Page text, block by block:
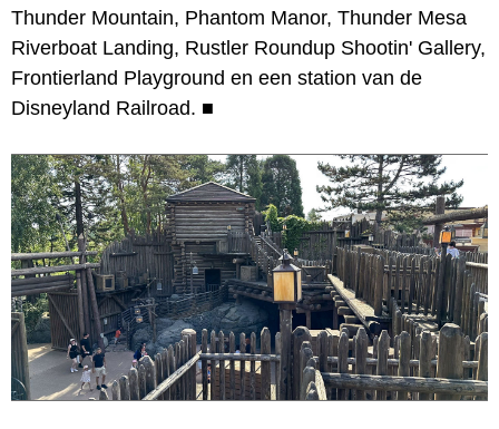
Thunder Mountain, Phantom Manor, Thunder Mesa
Riverboat Landing, Rustler Roundup Shootin' Gallery,
Frontierland Playground en een station van de
Disneyland Railroad. ■